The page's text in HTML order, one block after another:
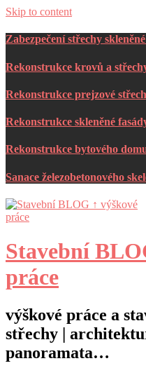
Skip to content
Zabezpečení střechy
Rekonstrukce krovů a
Rekonstrukce prejzové
Rekonstrukce skleněné
Rekonstrukce bytového
Sanace železobetonového
Stavební
práce
výškové práce a
střechy |
panoramata…